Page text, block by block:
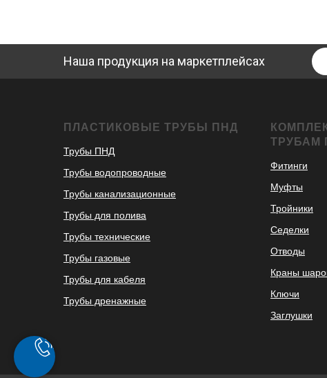
Наша продукция на маркетплейсах
ПЛАСТИКОВЫЕ ТРУБЫ ПНД
Трубы ПНД
Трубы водопроводные
Трубы канализационные
Трубы для полива
Трубы технические
Трубы газовые
Трубы для кабеля
Трубы дренажные
ТРУБАМ
Фитинги
Муфты
Тройники
Седелки
Отводы
Краны
Ключи
Заглушки